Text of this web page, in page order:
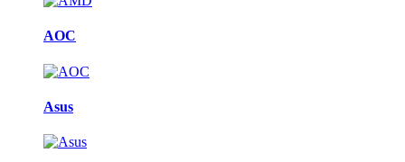
AOC
Asus